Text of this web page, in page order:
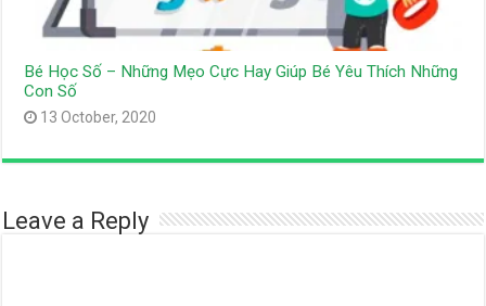
Bé Học Số – Những Mẹo Cực Hay Giúp Bé Yêu Thích Những
Con Số
13 October, 2020
Leave a Reply